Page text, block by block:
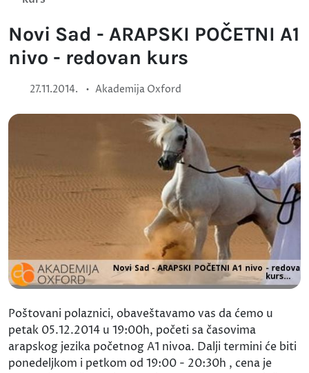
Novi Sad - ARAPSKI POČETNI A1
nivo - redovan kurs
27.11.2014. • Akademija Oxford
Poštovani polaznici, obaveštavamo vas da ćemo u
petak 05.12.2014 u 19:00h, početi sa časovima
arapskog jezika početnog A1 nivoa. Dalji termini će biti
ponedeljkom i petkom od 19:00 - 20:30h , cena je